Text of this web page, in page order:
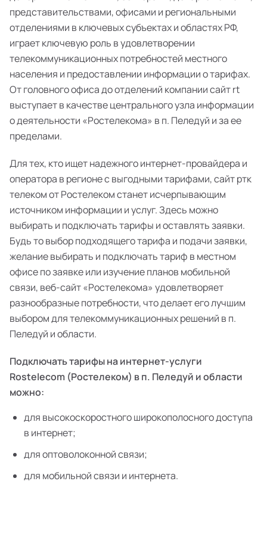
представительствами, офисами и региональными
отделениями в ключевых субъектах и областях РФ,
играет ключевую роль в удовлетворении
телекоммуникационных потребностей местного
населения и предоставлении информации о тарифах.
От головного офиса до отделений компании сайт rt
выступает в качестве центрального узла информации
о деятельности «Ростелекома» в п. Пеледуй и за ее
пределами.
Для тех, кто ищет надежного интернет-провайдера и
оператора в регионе с выгодными тарифами, сайт ртк
телеком от Ростелеком станет исчерпывающим
источником информации и услуг. Здесь можно
выбирать и подключать тарифы и оставлять заявки.
Будь то выбор подходящего тарифа и подачи заявки,
желание выбирать и подключать тариф в местном
офисе по заявке или изучение планов мобильной
связи, веб-сайт «Ростелекома» удовлетворяет
разнообразные потребности, что делает его лучшим
выбором для телекоммуникационных решений в п.
Пеледуй и области.
Подключать тарифы на интернет-услуги
Rostelecom (Ростелеком) в п. Пеледуй и области
можно:
для высокоскоростного широкополосного доступа
в интернет;
для оптоволоконной связи;
для мобильной связи и интернета.